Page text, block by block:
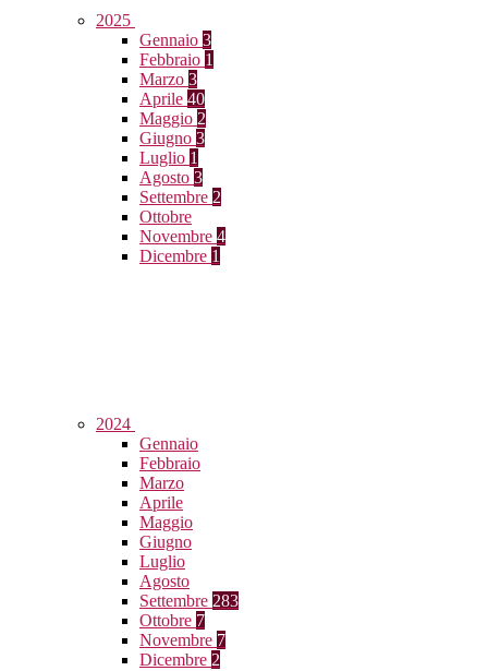
2025
Gennaio 3
Febbraio 1
Marzo 3
Aprile 40
Maggio 2
Giugno 3
Luglio 1
Agosto 3
Settembre 2
Ottobre
Novembre 4
Dicembre 1
2024
Gennaio
Febbraio
Marzo
Aprile
Maggio
Giugno
Luglio
Agosto
Settembre 283
Ottobre 7
Novembre 7
Dicembre 2